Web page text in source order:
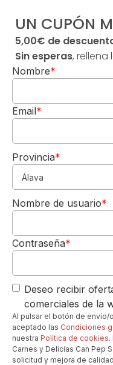
5,00€
DE REGALO
Para tu 1º pedido
Los quiero-->
UN CUPÓN
5,00€ de
Sin esperas, rellena
Nombre*
Email*
Provincia*
Nombre de usuario*
Contraseña*
Deseo recibir
comerciales de la
Al pulsar el botón de
aceptado las Condiciones
nuestra Política de cookies.
Carnes y Delicias Can Pep
solicitud y mejora de